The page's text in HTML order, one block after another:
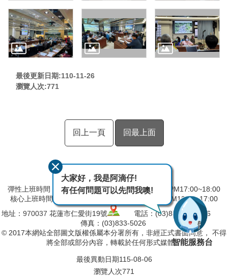
最後更新日期:110-11-26
瀏覽人次:771
回上一頁 回最上面
彈性上班時間：AM8:00~09:00 彈性下班時間：PM17:00~18:00
核心上班時間：星期一 ~ 星期五 AM09:00~12:30 PM13:30~17:00
地址： 970037 花蓮市仁愛街19號
電話：(03)832-5103～6
傳真：(03)833-5026
© 2017本網站全部圖文版權係屬本分署所有，非經正式書面同意， 不得
將全部或部分內容，轉載於任何形式媒體。
最後異動日期115-08-06
瀏覽人次771
大家好，我是阿滴仔!
有任何問題可以先問我噢!
智能服務台